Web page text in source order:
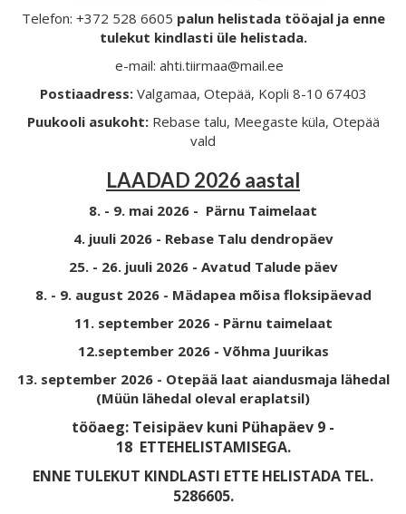
Telefon: +372 528 6605 palun helistada tööajal ja enne
tulekut kindlasti üle helistada.
e-mail: ahti.tiirmaa@mail.ee
Postiaadress: Valgamaa, Otepää, Kopli 8-10 67403
Puukooli asukoht: Rebase talu, Meegaste küla, Otepää
vald
LAADAD 2026 aastal
8. - 9. mai 2026 - Pärnu Taimelaat
4. juuli 2026 - Rebase Talu dendropäev
25. - 26. juuli 2026 - Avatud Talude päev
8. - 9. august 2026 - Mädapea mõisa floksipäevad
11. september 2026 - Pärnu taimelaat
12.september 2026 - Võhma Juurikas
13. september 2026 - Otepää laat aiandusmaja lähedal
(Müün lähedal oleval eraplatsil)
tööaeg: Teisipäev kuni Pühapäev 9 -
18 ETTEHELISTAMISEGA.
ENNE TULEKUT KINDLASTI ETTE HELISTADA TEL.
5286605.